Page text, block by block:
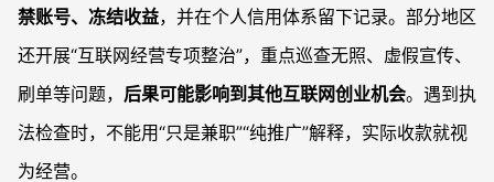
禁账号、冻结收益，并在个人信用体系留下记录。部分地区
还开展“互联网经营专项整治”，重点巡查无照、虚假宣传、
刷单等问题， 后果可能影响到其他互联网创业机会。遇到执
法检查时，不能用“只是兼职”“纯推广”解释，实际收款就视
为经营。